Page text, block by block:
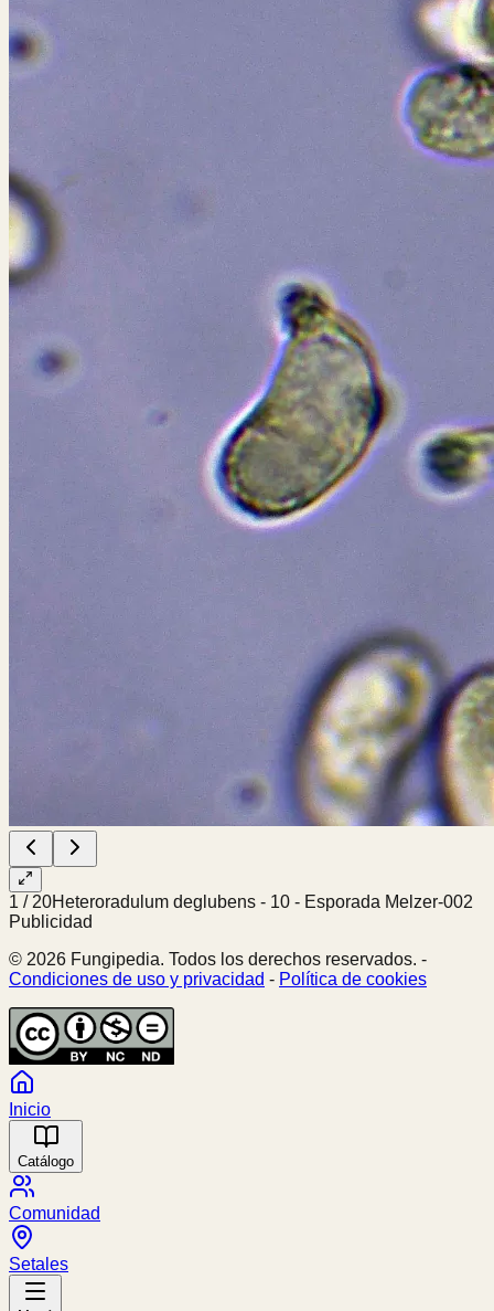
1 / 20Heteroradulum deglubens - 10 - Esporada Melzer-002
Publicidad
© 2026 Fungipedia. Todos los derechos reservados. -
Condiciones de uso y privacidad - Política de cookies
Inicio
Catálogo
Comunidad
Setales